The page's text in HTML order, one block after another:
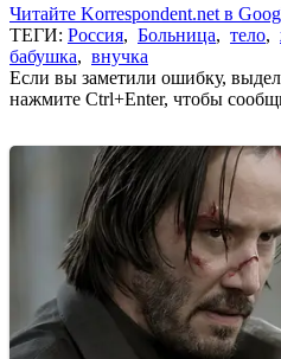
Читайте Korrespondent.net в
ТЕГИ: Россия, Больница, тело,
бабушка, внучка
Если вы заметили ошибку,
нажмите Ctrl+Enter, чтобы